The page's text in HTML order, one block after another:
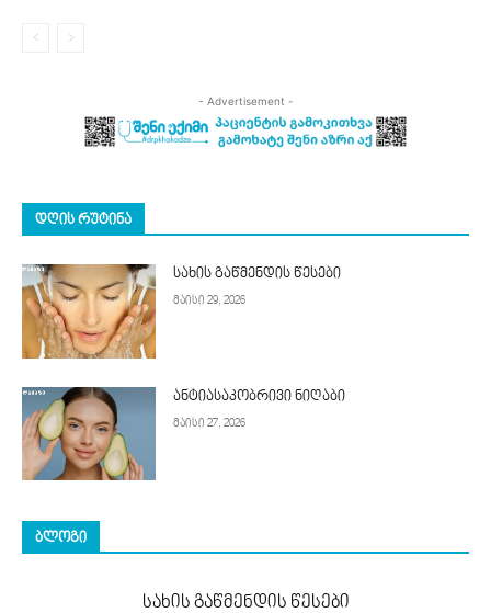
- Advertisement -
ᲓᲦᲘᲡ ᲠᲣᲢᲘᲜᲐ
სახის გაწმენდის წესები
მაისი 29, 2026
ანტიასაკობრივი ნიღაბი
მაისი 27, 2026
ᲑᲚᲝᲒᲘ
სახის გაწმენდის წესები